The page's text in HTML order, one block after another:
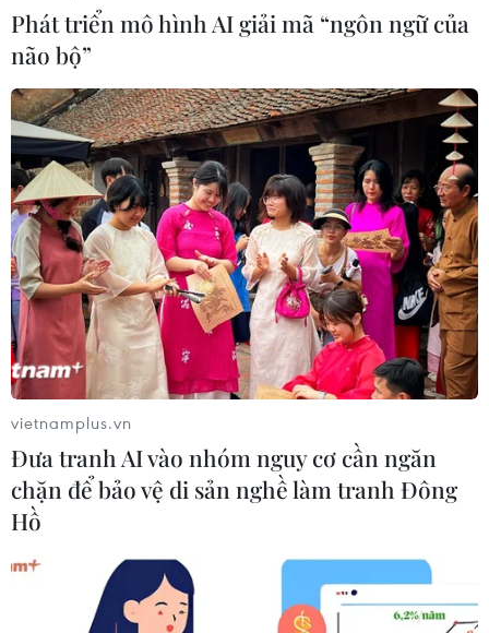
Hải Phòng cung cấp nhu yếu phẩm miễn
phí cho người dân vùng phong tỏa
22/02/2021 06:34
Hải Phòng sẽ cung cấp nhu yếu phẩm thiết yếu miễn
phí tới người dân trong vùng thực hiện phong tỏa để
phòng dịch COVID-19 theo Nghị quyết của Hội đồng
Nhân dân thành phố đã ban hành.
Phát triển mô hình AI giải mã “ngôn ngữ của
não bộ”
vietnamplus.vn
Đưa tranh AI vào nhóm nguy cơ cần ngăn
chặn để bảo vệ di sản nghề làm tranh Đông
Hồ